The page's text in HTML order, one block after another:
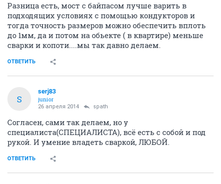
Разница есть, мост с байпасом лучше варить в
подходящих условиях с помощью кондукторов и
тогда точность размеров можно обеспечить вплоть
до 1мм, да и потом на обьекте ( в квартире) меньше
сварки и копоти....мы так давно делаем.
ОТВЕТИТЬ
S
serj83
junior
26 апреля 2014 spath
Согласен, сами так делаем, но у
специалиста(СПЕЦИАЛИСТА), всё есть с собой и под
рукой. И умение владеть сваркой, ЛЮБОЙ.
ОТВЕТИТЬ